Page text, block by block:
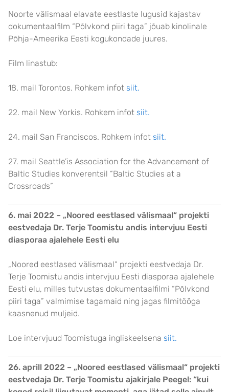
Noorte välismaal elavate eestlaste lugusid kajastav
dokumentaalfilm “Põlvkond piiri taga” jõuab kinolinale
Põhja-Ameerika Eesti kogukondade juures.
Film linastub:
18. mail Torontos. Rohkem infot siit.
22. mail New Yorkis. Rohkem infot siit.
24. mail San Franciscos. Rohkem infot siit.
27. mail Seattle’is Association for the Advancement of
Baltic Studies konverentsil “Baltic Studies at a
Crossroads”
6. mai 2022 – „Noored eestlased välismaal“ projekti
eestvedaja Dr. Terje Toomistu andis intervjuu Eesti
diasporaa ajalehele Eesti elu
„Noored eestlased välismaal“ projekti eestvedaja Dr.
Terje Toomistu andis intervjuu Eesti diasporaa ajalehele
Eesti elu, milles tutvustas dokumentaalfilmi “Põlvkond
piiri taga” valmimise tagamaid ning jagas filmitööga
kaasnenud muljeid.
Loe intervjuud Toomistuga ingliskeelsena siit.
26. aprill 2022 – „Noored eestlased välismaal“ projekti
eestvedaja Dr. Terje Toomistu ajakirjale Peegel: “kui